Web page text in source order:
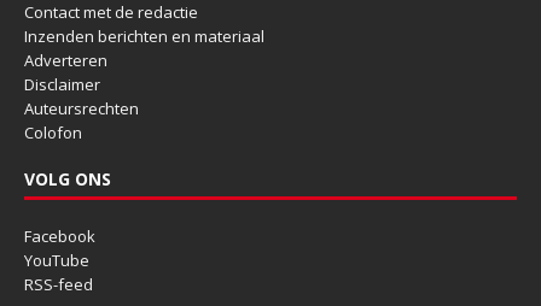
Contact met de redactie
Inzenden berichten en materiaal
Adverteren
Disclaimer
Auteursrechten
Colofon
VOLG ONS
Facebook
YouTube
RSS-feed